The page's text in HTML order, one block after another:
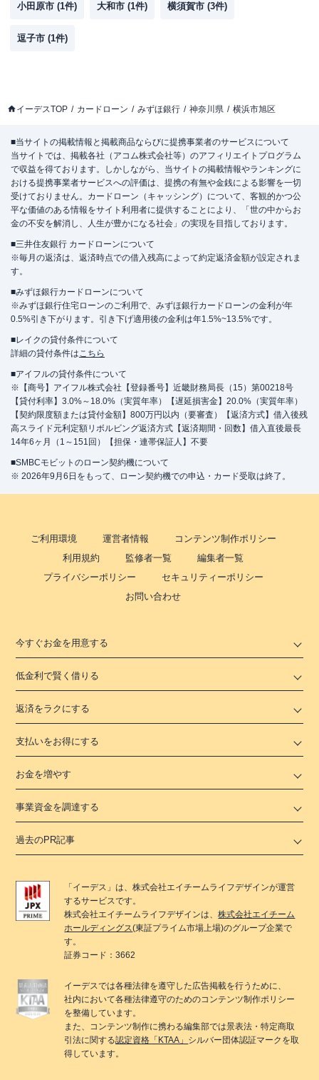
小田原市 (1件) 大和市 (1件) 横須賀市 (3件)
逗子市 (1件)
イーデスTOP カードローン みずほ銀行 神奈川県 横浜市旭区
■当サイトの掲載情報と掲載商品ならびに提携事業者のサービスについて
当サイトでは、掲載各社（アコム株式会社等）のアフィリエイトプログラム
で収益を得ております。しかしながら、当サイトの掲載情報やランキングに
おける提携事業者サービスへの評価は、提携の有無や金銭による影響を一切
受けておりません。カードローン（キャッシング）について、客観的かつ公
平な価値のある情報をサイト利用者に提供することにより、「世の中からお
金の不安を解消し、人生が豊かになる社会」の実現を目指しております。
■三井住友銀行 カードローンについて
※毎月の返済は、返済時点での借入残高によって約定返済金額が設定されま
す。
■みずほ銀行カードローンについて
※みずほ銀行住宅ローンのご利用で、みずほ銀行カードローンの金利が年
0.5%引き下がります。引き下げ適用後の金利は年1.5%~13.5%です。
■レイクの貸付条件について
詳細の貸付条件はこちら
■アイフルの貸付条件について
※【商号】アイフル株式会社【登録番号】近畿財務局長（15）第00218号
【貸付利率】3.0%～18.0%（実質年率）【遅延損害金】20.0%（実質年率）
【契約限度額または貸付金額】800万円以内（要審査）【返済方式】借入後残
高スライド元利定額リボルビング返済方式【返済期間・回数】借入直後最長
14年6ヶ月（1～151回）【担保・連帯保証人】不要
■SMBCモビットのローン契約機について
※ 2026年9月6日をもって、ローン契約機での申込・カード受取は終了。
ご利用環境 運営者情報
コンテンツ制作ポリシー
利用規約
監修者一覧
編集者一覧
プライバシーポリシー
セキュリティーポリシー
お問い合わせ
今すぐお金を用意する
低金利で賢く借りる
返済をラクにする
支払いをお得にする
お金を増やす
事業資金を調達する
過去のPR記事
「 イーデス 」は、株式会社エイチームライフデザインが運営
するサービスです。
株式会社エイチームライフデザインは、株式会社エイチーム
ホールディングス(東証プライム市場上場)のグループ企業で
す。
証券コード：3662
イーデスでは各種法律を遵守した広告掲載を行うために、
社内において各種法律遵守のためのコンテンツ制作ポリシー
を整備しています。
また、コンテンツ制作に携わる編集部では景表法・特定商取
引法に関する認定資格「KTAA」 シルバー団体認証マークを取
得しています。